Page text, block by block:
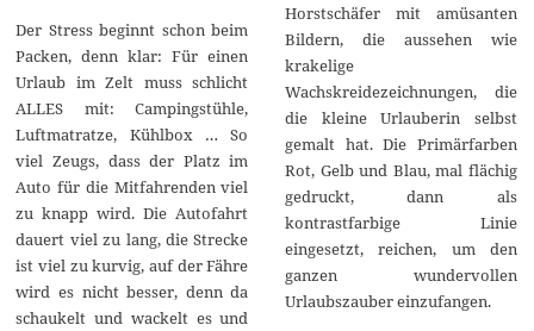
Der Stress beginnt schon beim
Packen, denn klar: Für einen
Urlaub im Zelt muss schlicht
ALLES mit: Campingstühle,
Luftmatratze, Kühlbox … So
viel Zeugs, dass der Platz im
Auto für die Mitfahrenden viel
zu knapp wird. Die Autofahrt
dauert viel zu lang, die Strecke
ist viel zu kurvig, auf der Fähre
wird es nicht besser, denn da
schaukelt und wackelt es und
Horstschäfer mit amüsanten
Bildern, die aussehen wie
krakelige
Wachskreidezeichnungen, die
die kleine Urlauberin selbst
gemalt hat. Die Primärfarben
Rot, Gelb und Blau, mal flächig
gedruckt, dann als
kontrastfarbige Linie
eingesetzt, reichen, um den
ganzen wundervollen
Urlaubszauber einzufangen.